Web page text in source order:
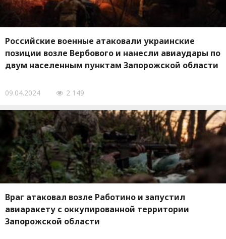
Российские военные атаковали украинские
позиции возле Вербового и нанесли авиаудары по
двум населенным пунктам Запорожской области
09.04.2024 2 149
Враг атаковал возле Работино и запустил
авиаракету с оккупированной территории
Запорожской области